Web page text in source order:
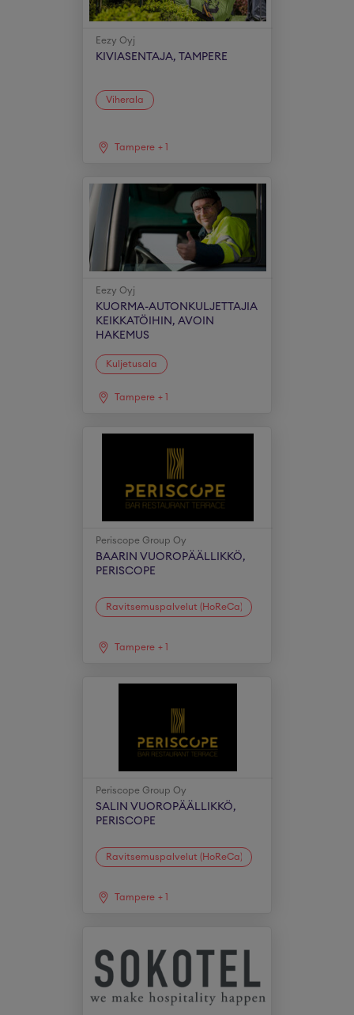
Eezy Oyj
KIVIASENTAJA, TAMPERE
Viherala
Tampere + 1
Eezy Oyj
KUORMA-AUTONKULJETTAJIA
KEIKKATÖIHIN, AVOIN
HAKEMUS
Kuljetusala
Tampere + 1
Periscope Group Oy
BAARIN VUOROPÄÄLLIKKÖ,
PERISCOPE
Ravitsemuspalvelut (HoReCa)
Tampere + 1
Periscope Group Oy
SALIN VUOROPÄÄLLIKKÖ,
PERISCOPE
Ravitsemuspalvelut (HoReCa)
Tampere + 1